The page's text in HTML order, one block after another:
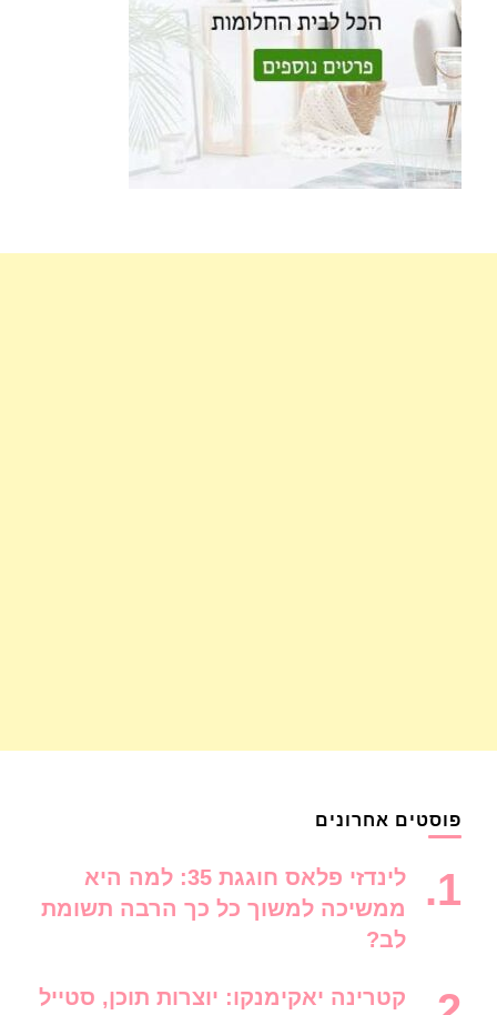
פוסטים אחרונים
לינדזי פלאס חוגגת 35: למה היא
ממשיכה למשוך כל כך הרבה תשומת
לב?
קטרינה יאקימנקו: יוצרות תוכן, סטייל